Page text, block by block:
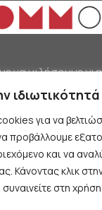
για να
προβάλλουμε
και να
Κάνοντας κλικ
στη
να μιλήσουμε
της εποχής
αλλά όχι
προοπτική.
να μιλήσουμε
για την
επιβίωση